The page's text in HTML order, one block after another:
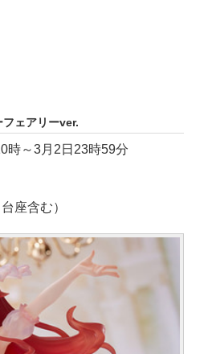
ェアリーver.
時～3月2日23時59分
座含む）